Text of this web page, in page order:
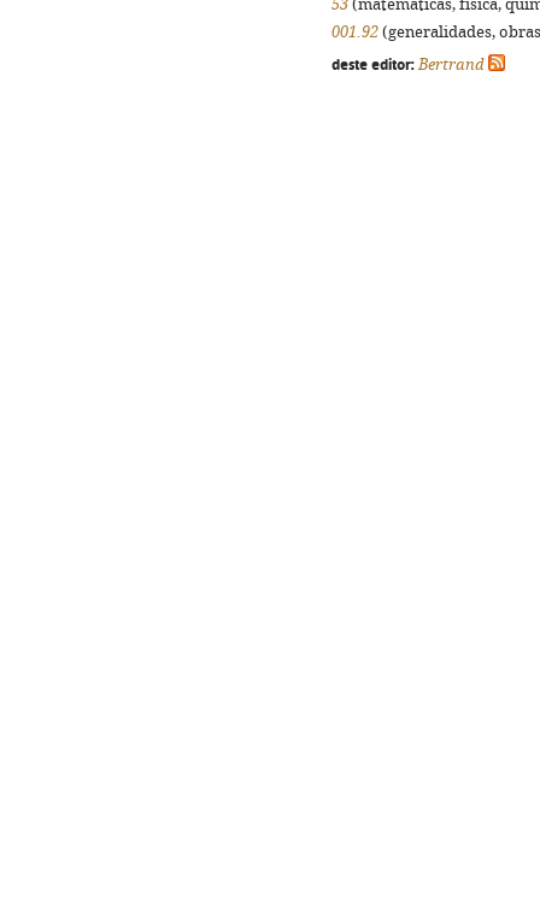
53 (matemáticas, física,
001.92 (generalidades,
deste editor: Bertrand